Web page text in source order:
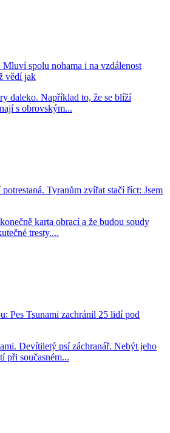
Mluví spolu nohama i na vzdálenost
vědí jak
daleko. Například to, že se blíží
s obrovským...
Tyranům zvířat stačí říct: Jsem
karta obrací a že budou soudy
tresty....
Pes Tsunami zachránil 25 lidí pod
Devítiletý psí záchranář. Nebýt jeho
při současném...